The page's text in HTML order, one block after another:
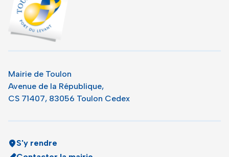
Mairie de Toulon
Avenue de la République,
CS 71407, 83056 Toulon Cedex
S'y rendre